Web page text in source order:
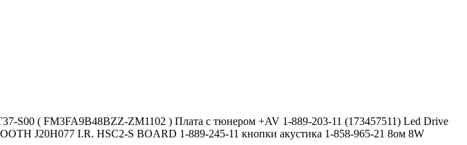
( FM3FA9B48BZZ-ZM1102 ) Плата с тюнером +AV 1-889-203-11 (173457511) Led Drive
J20H077 I.R. HSC2-S BOARD 1-889-245-11 кнопки акустика 1-858-965-21 8ом 8W